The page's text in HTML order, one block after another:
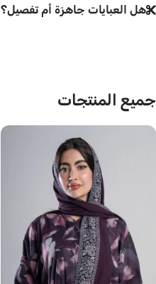
هل العبايات جاهزة أم تفصيل؟
جميع المنتجات